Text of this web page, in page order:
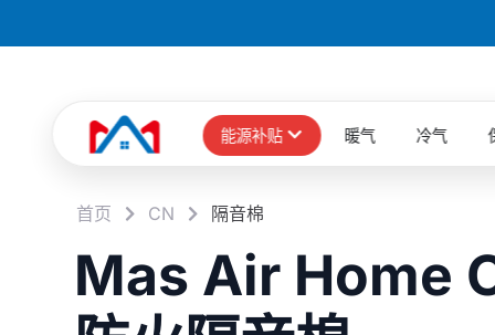
能源补贴 暖气 冷气
首页 CN 隔音棉
Mas Air Home